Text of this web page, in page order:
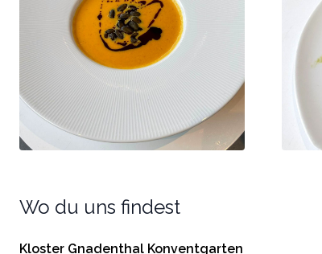
Wo du uns findest
Kloster Gnadenthal Konventgarten